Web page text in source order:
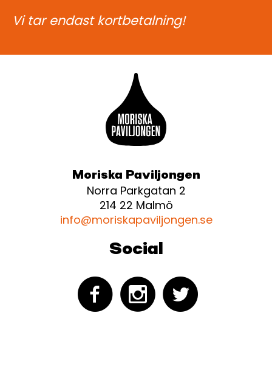
Vi tar endast kortbetalning!
Moriska Paviljongen
Norra Parkgatan 2
214 22 Malmö
info@moriskapaviljongen.se
Social